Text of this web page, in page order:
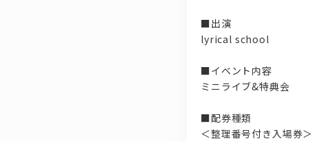
■出演
lyrical school
■イベント内容
ミニライブ&特典会
■配券種類
＜整理番号付き入場券＞